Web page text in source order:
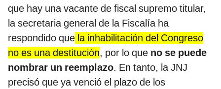
que hay una vacante de fiscal supremo titular,
la secretaria general de la Fiscalía ha
respondido que la inhabilitación del Congreso
no es una destitución, por lo que no se puede
nombrar un reemplazo. En tanto, la JNJ
precisó que ya venció el plazo de los